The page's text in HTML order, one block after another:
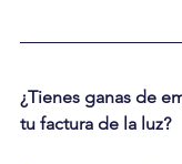
¿Tienes ganas de
tu factura de la luz?